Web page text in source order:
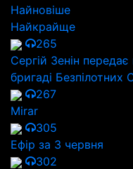
Найновіше
Найкрайще
265
Сергій Зенін
бригаді
267
Mirar
305
Ефір за 3 червня
302